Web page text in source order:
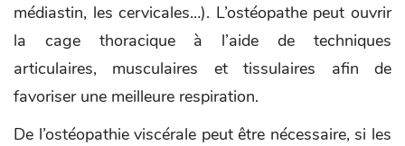
médiastin, les cervicales…). L’ostéopathe peut ouvrir
la cage thoracique à l’aide de techniques
articulaires, musculaires et tissulaires afin de
favoriser une meilleure respiration.
De l’ostéopathie viscérale peut être nécessaire, si les